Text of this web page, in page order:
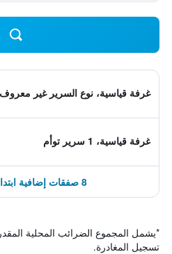
غرفة قياسية، نوع السرير غير معروف
غرفة قياسية، 1 سرير توأم
8 صفقات إضافية ابتداءً من 963 ﷼
*يشمل المجموع الضرائب المحلية
تسجيل المغادرة.